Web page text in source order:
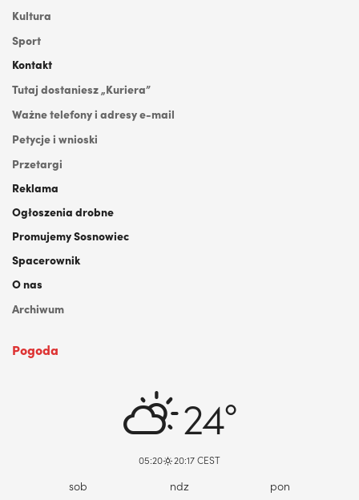
Kultura
Sport
Kontakt
Tutaj dostaniesz „Kuriera”
Ważne telefony i adresy e-mail
Petycje i wnioski
Przetargi
Reklama
Ogłoszenia drobne
Promujemy Sosnowiec
Spacerownik
O nas
Archiwum
Pogoda
24°
05:20 20:17 CEST
sob ndz
pon